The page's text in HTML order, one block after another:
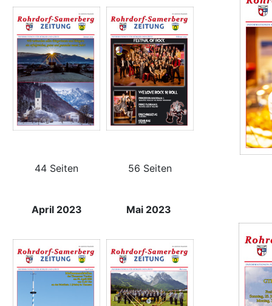
44 Seiten 56 Seiten
April 2023 Mai 2023